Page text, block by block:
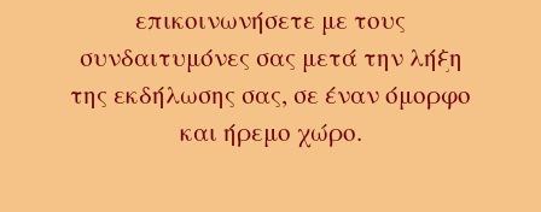
επικοινωνήσετε με τους
συνδαιτυμόνες σας μετά την λήξη
της εκδήλωσης σας, σε ένανόμορφο
και ήρεμο χώρο.